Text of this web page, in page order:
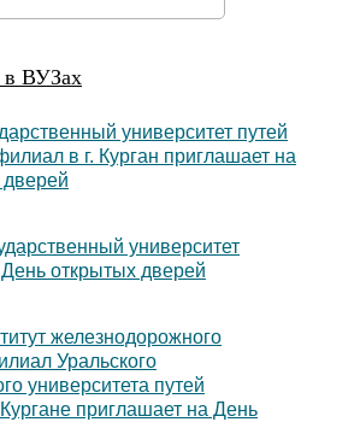
в ВУЗах
университет путей
в г. Курган приглашает на
университет
открытых дверей
железнодорожного
Уральского
университета путей
приглашает на День